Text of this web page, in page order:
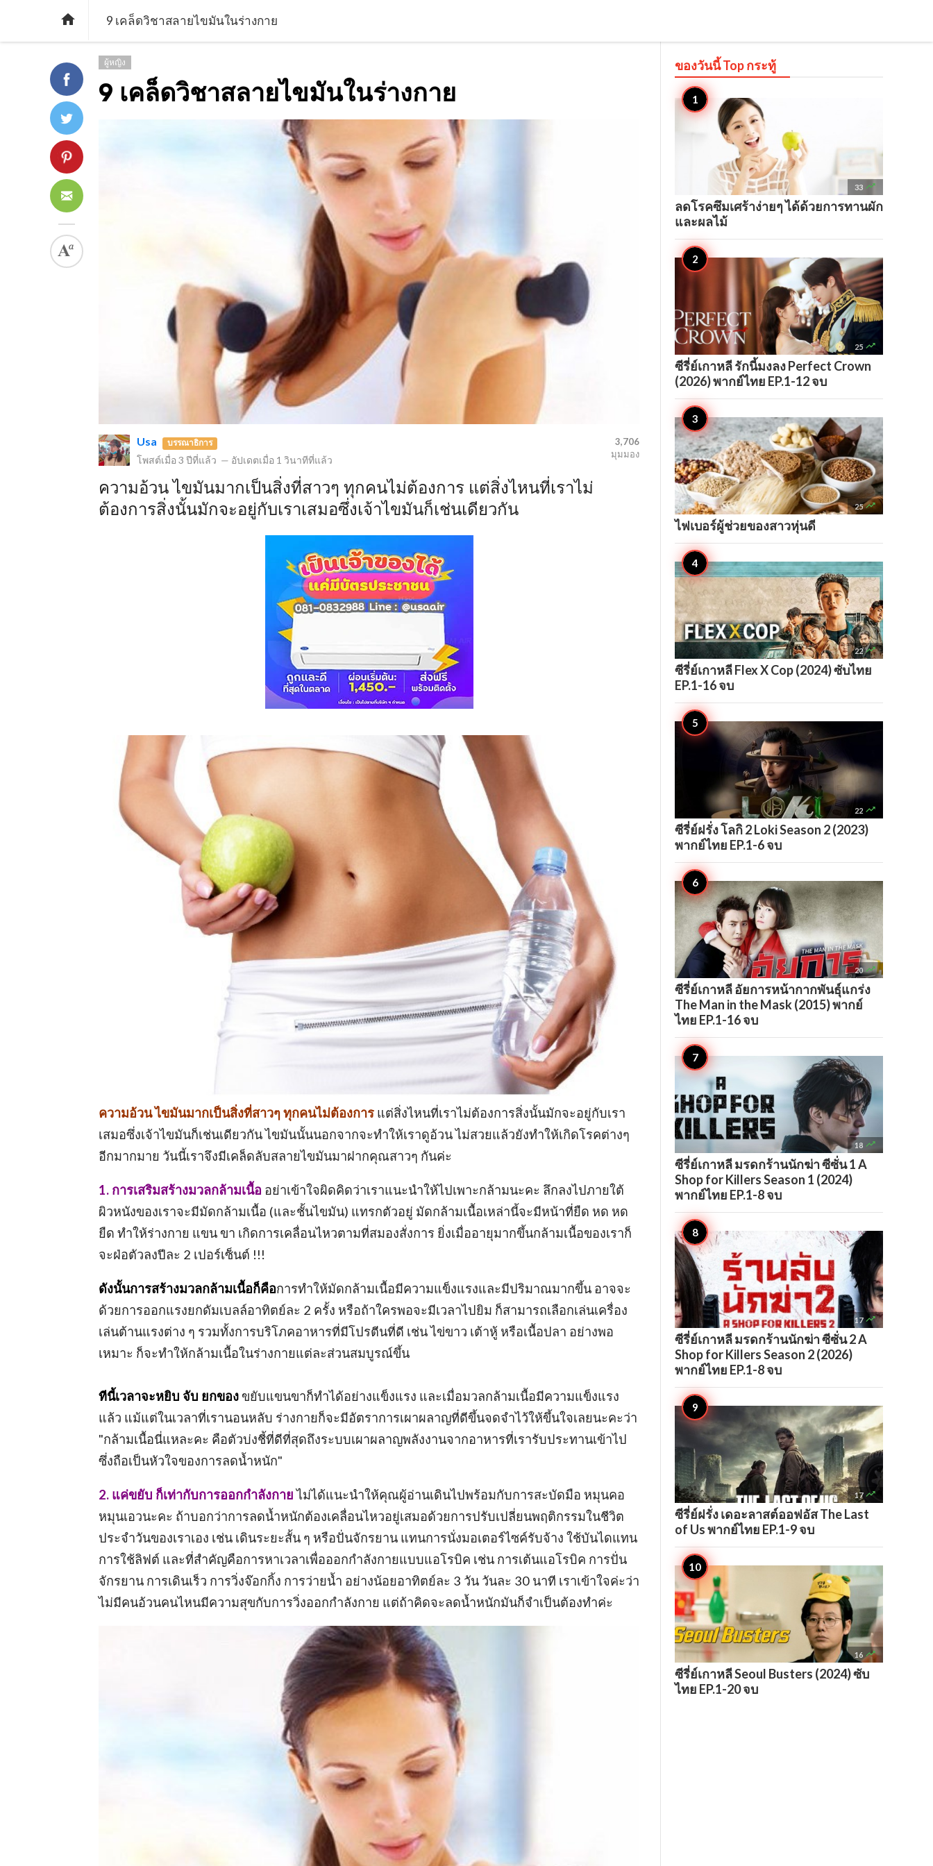
 9 เคล็ดวิชาสลายไขมันในร่างกาย
ผู้หญิง
9 เคล็ดวิชาสลายไขมันในร่างกาย
Usa บรรณาธิการ
โพสต์เมื่อ 3 ปีที่แล้ว — อัปเดตเมื่อ 1 วินาทีที่แล้ว
3,706
มุมมอง
ความอ้วน ไขมันมากเป็นสิ่งที่สาวๆ ทุกคนไม่ต้องการ แต่สิ่งไหนที่เราไม่
ต้องการสิ่งนั้นมักจะอยู่กับเราเสมอซึ่งเจ้าไขมันก็เช่นเดียวกัน
ความอ้วน ไขมันมากเป็นสิ่งที่สาวๆ ทุกคนไม่ต้องการ แต่สิ่งไหนที่เราไม่ต้องการสิ่งนั้นมักจะอยู่กับเรา
เสมอซึ่งเจ้าไขมันก็เช่นเดียวกัน ไขมันนั้นนอกจากจะทำให้เราดูอ้วน ไม่สวยแล้วยังทำให้เกิดโรคต่างๆ
อีกมากมาย วันนี้เราจึงมีเคล็ดลับสลายไขมันมาฝากคุณสาวๆ กันค่ะ
1. การเสริมสร้างมวลกล้ามเนื้อ อย่าเข้าใจผิดคิดว่าเราแนะนำให้ไปเพาะกล้ามนะคะ ลึกลงไปภายใต้
ผิวหนังของเราจะมีมัดกล้ามเนื้อ (และชั้นไขมัน) แทรกตัวอยู่ มัดกล้ามเนื้อเหล่านี้จะมีหน้าที่ยืด หด หด
ยืด ทำให้ร่างกาย แขน ขา เกิดการเคลื่อนไหวตามที่สมองสั่งการ ยิ่งเมื่ออายุมากขึ้นกล้ามเนื้อของเราก็
จะฝ่อตัวลงปีละ 2 เปอร์เซ็นต์ !!!
ดังนั้นการสร้างมวลกล้ามเนื้อก็คือการทำให้มัดกล้ามเนื้อมีความแข็งแรงและมีปริมาณมากขึ้น อาจจะ
ด้วยการออกแรงยกดัมเบลล์อาทิตย์ละ 2 ครั้ง หรือถ้าใครพอจะมีเวลาไปยิม ก็สามารถเลือกเล่นเครื่อง
เล่นต้านแรงต่าง ๆ รวมทั้งการบริโภคอาหารที่มีโปรตีนที่ดี เช่น ไข่ขาว เต้าหู้ หรือเนื้อปลา อย่างพอ
เหมาะ ก็จะทำให้กล้ามเนื้อในร่างกายแต่ละส่วนสมบูรณ์ขึ้น
ทีนี้เวลาจะหยิบ จับ ยกของขยับแขนขาก็ทำได้อย่างแข็งแรง และเมื่อมวลกล้ามเนื้อมีความแข็งแรง
แล้ว แม้แต่ในเวลาที่เรานอนหลับ ร่างกายก็จะมีอัตราการเผาผลาญที่ดีขึ้นจดจำไว้ให้ขึ้นใจเลยนะคะว่า
"กล้ามเนื้อนี่แหละคะ คือตัวบ่งชี้ที่ดีที่สุดถึงระบบเผาผลาญพลังงานจากอาหารที่เรารับประทานเข้าไป
ซึ่งถือเป็นหัวใจของการลดน้ำหนัก"
2. แค่ขยับ ก็เท่ากับการออกกำลังกายไม่ได้แนะนำให้คุณผู้อ่านเดินไปพร้อมกับการสะบัดมือ หมุนคอ
หมุนเอวนะคะ ถ้าบอกว่าการลดน้ำหนักต้องเคลื่อนไหวอยู่เสมอด้วยการปรับเปลี่ยนพฤติกรรมในชีวิต
ประจำวันของเราเอง เช่น เดินระยะสั้น ๆ หรือปั่นจักรยาน แทนการนั่งมอเตอร์ไซค์รับจ้าง ใช้บันไดแทน
การใช้ลิฟต์ และที่สำคัญคือการหาเวลาเพื่อออกกำลังกายแบบแอโรบิค เช่น การเต้นแอโรบิค การปั่น
จักรยาน การเดินเร็ว การวิ่งจ๊อกกิ้ง การว่ายน้ำ อย่างน้อยอาทิตย์ละ 3 วัน วันละ 30 นาที เราเข้าใจค่ะว่า
ไม่มีคนอ้วนคนไหนมีความสุขกับการวิ่งออกกำลังกาย แต่ถ้าคิดจะลดน้ำหนักมันก็จำเป็นต้องทำค่ะ
ของวันนี้ Topกระทู้
33 
ลดโรคซึมเศร้าง่ายๆ ได้ด้วยการทานผัก
และผลไม้
25 
ซีรี่ย์เกาหลี รักนี้มงลง Perfect Crown
(2026) พากย์ไทย EP.1-12 จบ
25 
ไฟเบอร์ผู้ช่วยของสาวหุ่นดี
22 
ซีรี่ย์เกาหลี Flex X Cop (2024) ซับไทย
EP.1-16 จบ
22 
ซีรี่ย์ฝรั่ง โลกิ 2 Loki Season 2 (2023)
พากย์ไทย EP.1-6 จบ
20 
ซีรี่ย์เกาหลี อัยการหน้ากากพันธุ์แกร่ง
The Man in the Mask (2015) พากย์
ไทย EP.1-16 จบ
18 
ซีรี่ย์เกาหลี มรดกร้านนักฆ่า ซีซั่น 1 A
Shop for Killers Season 1 (2024)
พากย์ไทย EP.1-8 จบ
17 
ซีรี่ย์เกาหลี มรดกร้านนักฆ่า ซีซั่น 2 A
Shop for Killers Season 2 (2026)
พากย์ไทย EP.1-8 จบ
17 
ซีรี่ย์ฝรั่ง เดอะลาสต์ออฟอัส The Last
of Us พากย์ไทย EP.1-9 จบ
16 
ซีรี่ย์เกาหลี Seoul Busters (2024) ซับ
ไทย EP.1-20 จบ